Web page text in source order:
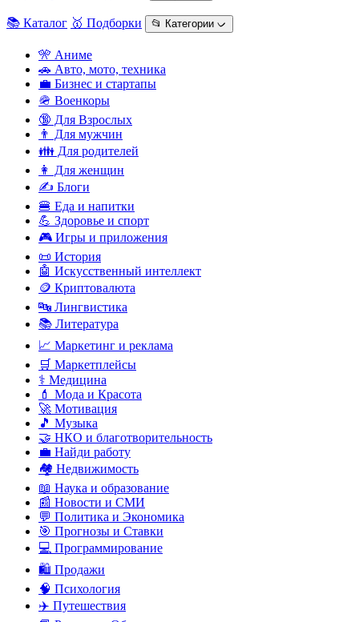
📚 Каталог 🥇 Подборки 📂 Категории ᨆ
🎌 Аниме
🚗 Авто, мото, техника
💼 Бизнес и стартапы
🪖 Военкоры
🔞 Для Взрослых
👨 Для мужчин
👪 Для родителей
👩 Для женщин
✍️ Блоги
🍔 Еда и напитки
💪 Здоровье и спорт
🎮 Игры и приложения
📜 История
🤖 Искусственный интеллект
🪙 Криптовалюта
🔤 Лингвистика
📚 Литература
📈 Маркетинг и реклама
🛒 Маркетплейсы
⚕️ Медицина
💄 Мода и Красота
🚀 Мотивация
🎵 Музыка
🤝 НКО и благотворительность
💼 Найди работу
🏘️ Недвижимость
📖 Наука и образование
📰 Новости и СМИ
💬 Политика и Экономика
🎯 Прогнозы и Ставки
💻 Программирование
🛍️ Продажи
🧠 Психология
✈️ Путешествия